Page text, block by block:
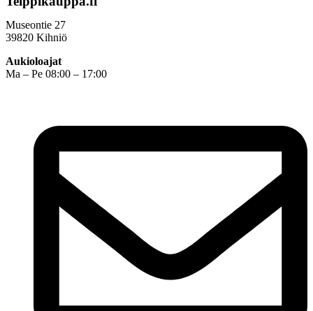
Museontie 27
39820 Kihniö
Aukioloajat
Ma – Pe 08:00 – 17:00